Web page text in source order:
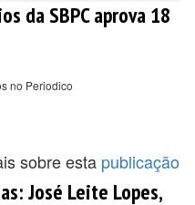
da SBPC aprova 18
no Periodico
sobre esta publicação
José Leite Lopes,